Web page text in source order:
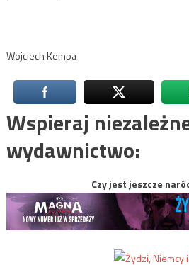
Wojciech Kempa
Wspieraj
wydawnictwo:
Czy jest jeszcze